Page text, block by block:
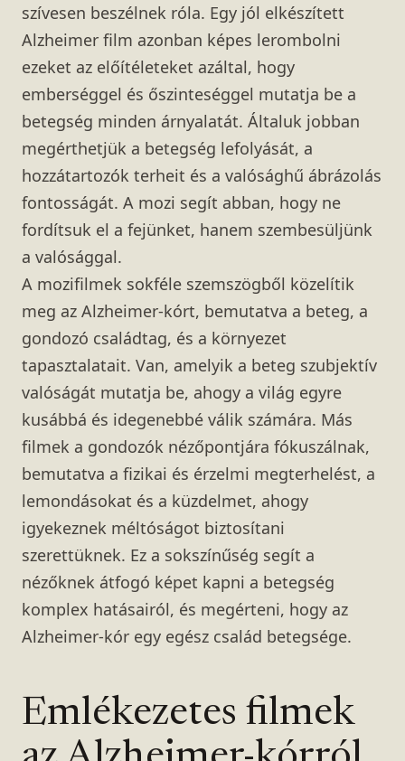
szívesen beszélnek róla. Egy jól elkészített
Alzheimer film azonban képes lerombolni
ezeket az előítéleteket azáltal, hogy
emberséggel és őszinteséggel mutatja be a
betegség minden árnyalatát. Általuk jobban
megérthetjük a betegség lefolyását, a
hozzátartozók terheit és a valósághű ábrázolás
fontosságát. A mozi segít abban, hogy ne
fordítsuk el a fejünket, hanem szembesüljünk
a valósággal.
A mozifilmek sokféle szemszögből közelítik
meg az Alzheimer-kórt, bemutatva a beteg, a
gondozó családtag, és a környezet
tapasztalatait. Van, amelyik a beteg szubjektív
valóságát mutatja be, ahogy a világ egyre
kusábbá és idegenebbé válik számára. Más
filmek a gondozók nézőpontjára fókuszálnak,
bemutatva a fizikai és érzelmi megterhelést, a
lemondásokat és a küzdelmet, ahogy
igyekeznek méltóságot biztosítani
szerettüknek. Ez a sokszínűség segít a
nézőknek átfogó képet kapni a betegség
komplex hatásairól, és megérteni, hogy az
Alzheimer-kór egy egész család betegsége.
Emlékezetes filmek